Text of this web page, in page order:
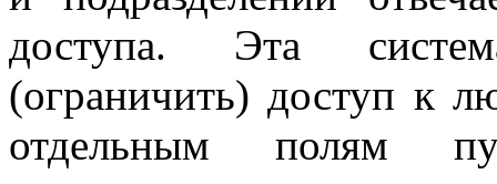
доступа. Эта
(ограничить) доступ к
отдельным полям